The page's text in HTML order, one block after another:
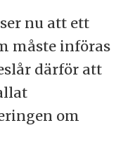
nu att ett
måste införas
därför att
om